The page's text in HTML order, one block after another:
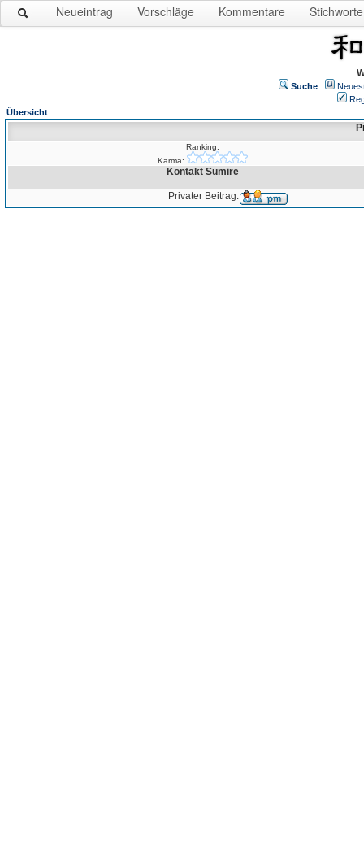
Neueintrag Vorschläge Kommentare Stichworte
Suche
Übersicht
Ranking:
Karma:
Kontakt Sumire
Privater Beitrag: